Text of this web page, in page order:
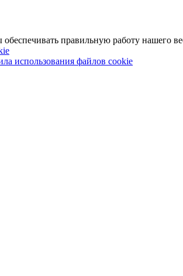
правильную работу нашего
использования файлов cookie